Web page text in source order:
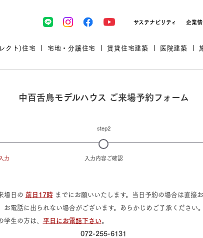
サステナビリティ 企業
クト)住宅
プロが厳選した住まいをセレ
宅地・分譲住宅
・建物探しをコンサルティン
ンドパートナー
ドパートナー一覧
賃貸住宅建築
ント＆セミナー 企業向け不動産活用（CRE）
医院建築
ナー・相談会情報
ナー・内覧会レポート
開業のための物件情報
診療圏調査依頼
・介護施設実例
・保育施設実例
企業向け不動産活用（CRE）
商品
のサポート リフォーム実例
中百舌鳥モデルハウス ご来場予約フォーム
力
step2
入力内容ご確認
場日の 前日17時までにお願いいたします。当日予約の場合は直接お
電話に出られない場合がございます。あらかじめご了承ください。
生の方は、 平日にお電話下さい。
072-255-6131